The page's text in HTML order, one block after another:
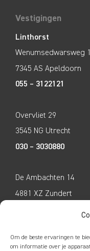
Om de beste ervaringen te
om informatie over je
Vestigingen
Linthorst
Wenumsedwarsweg
7345 AS Apeldoorn
055 – 3122121
Overvliet 29
3545 NG Utrecht
030 – 3030880
De Ambachten 14
4881 XZ Zundert
Tecco Techniek